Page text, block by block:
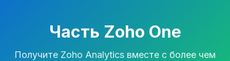
Часть Zoho One
Получите Zoho Analytics вместе с более чем